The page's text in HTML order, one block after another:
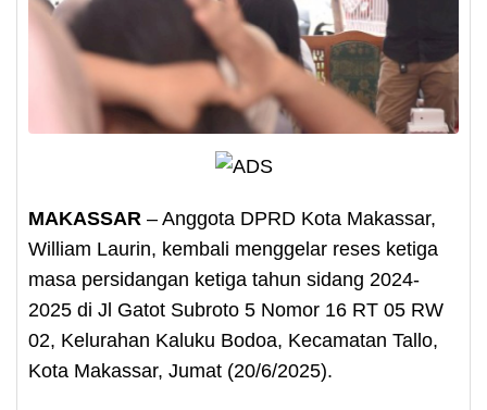
MAKASSAR – Anggota DPRD Kota Makassar,
William Laurin, kembali menggelar reses ketiga
masa persidangan ketiga tahun sidang 2024-
2025 di Jl Gatot Subroto 5 Nomor 16 RT 05 RW
02, Kelurahan Kaluku Bodoa, Kecamatan Tallo,
Kota Makassar, Jumat (20/6/2025).